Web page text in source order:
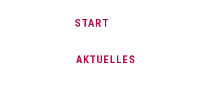
START
AKTUELLES